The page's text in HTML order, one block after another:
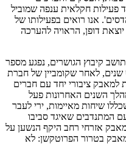
פעילות חקלאית ענפה שמוביל
אנו רואים בפעילותו של
יוצאת דופן, הראויה להערכה
קיבוץ הגושרים, נפגע מספר
לאחר שקומביין של חברת
ציבורי יחד עם חברים
השנים האחרונות פעל
שיחות מאיימות, ירי לעבר
המתנדבים שאיגד סביבו
אזרחי רחב היקף הנשען על
בטרור הפרוטקשן: לא